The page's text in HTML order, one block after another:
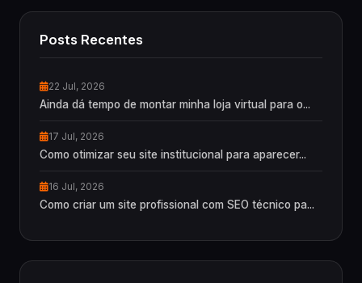
Posts Recentes
22 Jul, 2026
Ainda dá tempo de montar minha loja virtual para o...
17 Jul, 2026
Como otimizar seu site institucional para aparecer...
16 Jul, 2026
Como criar um site profissional com SEO técnico pa...